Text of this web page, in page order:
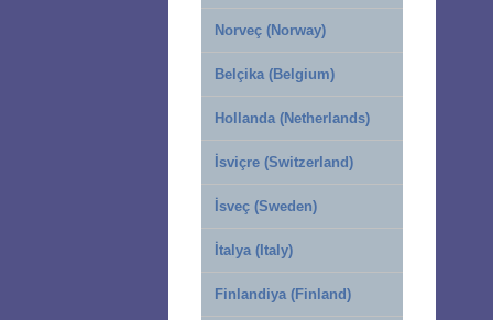
Norveç (Norway)
Belçika (Belgium)
Hollanda (Netherlands)
İsviçre (Switzerland)
İsveç (Sweden)
İtalya (Italy)
Finlandiya (Finland)